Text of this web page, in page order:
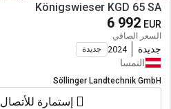
Königswieser KGD 65 SA
6 992 EUR
السعر الصافي
جديدة 2024 جديدة
النمسا
Söllinger Landtechnik GmbH
إستمارة للأتصال